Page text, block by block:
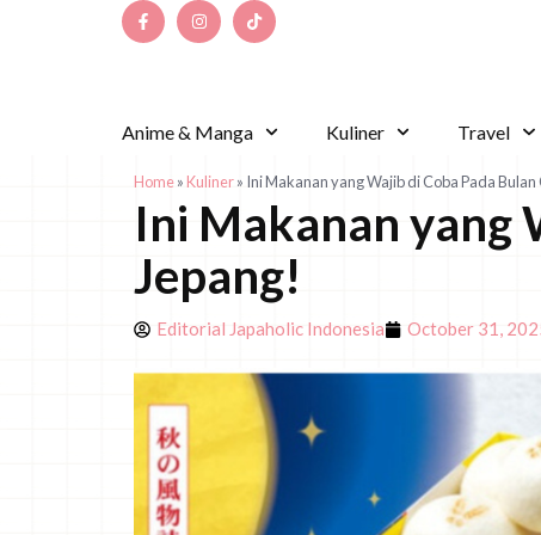
Anime & Manga Kuliner Travel
Home»Kuliner» Ini Makanan yang Wajib di Coba Pada
Ini Makanan yang
Jepang!
Editorial Japaholic Indonesia October 31,